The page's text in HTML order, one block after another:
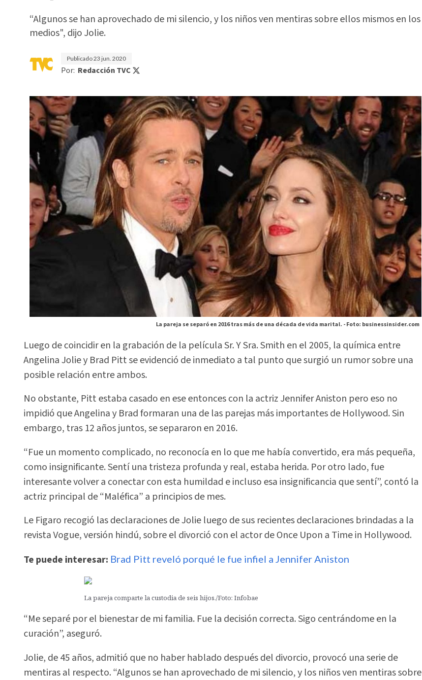
“Algunos se han aprovechado de mi silencio, y los niños ven mentiras sobre ellos mismos en los
medios", dijo Jolie.
Publicado23 jun. 2020
Por: Redacción TVC
La pareja se separó en 2016 tras más de una década de vida marital. -Foto: businessinsider.com
Luego de coincidir en la grabación de la película Sr. Y Sra. Smith en el 2005, la química entre
Angelina Jolie y Brad Pitt se evidenció de inmediato a tal punto que surgió un rumor sobre una
posible relación entre ambos.
No obstante, Pitt estaba casado en ese entonces con la actriz Jennifer Aniston pero eso no
impidió que Angelina y Brad formaran una de las parejas más importantes de Hollywood. Sin
embargo, tras 12 años juntos, se separaron en 2016.
“Fue un momento complicado, no reconocía en lo que me había convertido, era más pequeña,
como insignificante. Sentí una tristeza profunda y real, estaba herida. Por otro lado, fue
interesante volver a conectar con esta humildad e incluso esa insignificancia que sentí”, contó la
actriz principal de “Maléfica” a principios de mes.
Le Figaro recogió las declaraciones de Jolie luego de sus recientes declaraciones brindadas a la
revista Vogue, versión hindú, sobre el divorció con el actor de Once Upon a Time in Hollywood.
Te puede interesar: Brad Pitt reveló porqué le fue infiel a Jennifer Aniston
La pareja comparte la custodia de seis hijos./Foto: Infobae
“Me separé por el bienestar de mi familia. Fue la decisión correcta. Sigo centrándome en la
curación”, aseguró.
Jolie, de 45 años, admitió que no haber hablado después del divorcio, provocó una serie de
mentiras al respecto. “Algunos se han aprovechado de mi silencio, y los niños ven mentiras sobre